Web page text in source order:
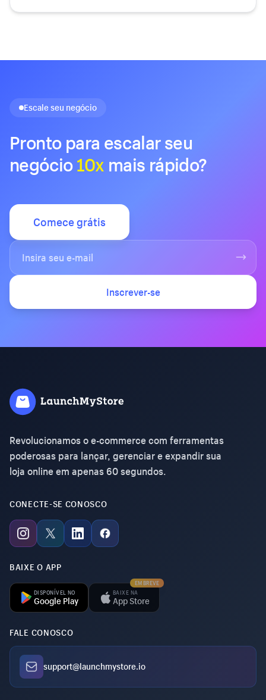
Escale seu negócio
Pronto para escalar seu
negócio10x mais rápido?
Comece grátis
Inscrever-se
Revolucionamos o e-commerce com ferramentas
poderosas para lançar, gerenciar e expandir sua
loja online em apenas 60 segundos.
CONECTE-SE CONOSCO
BAIXE O APP
DISPONÍVEL NO
Google Play
BAIXE NA
App Store
EM BREVE
FALE CONOSCO
support@launchmystore.io